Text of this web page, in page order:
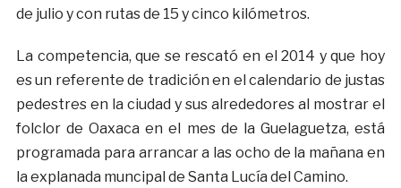
de julio y con rutas de 15 y cinco kilómetros.
La competencia, que se rescató en el 2014 y que hoy
es un referente de tradición en el calendario de justas
pedestres en la ciudad y sus alrededores al mostrar el
folclor de Oaxaca en el mes de la Guelaguetza, está
programada para arrancar a las ocho de la mañana en
la explanada muncipal de Santa Lucía del Camino.